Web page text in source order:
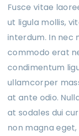
Fusce vitae
ut ligula mollis,
interdum. In nec
commodo erat
condimentum
ullamcorper
at ante odio.
at sodales dui
non magna